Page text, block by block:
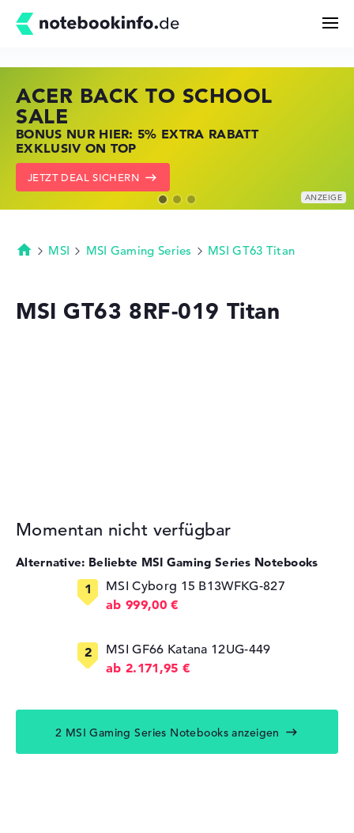
Kaufberatung
Technik & Wissen
Deals
ACER BACK TO SCHOOL
SALE
BONUS NUR HIER: 5% EXTRA RABATT
EXKLUSIV ON TOP
JETZT DEAL SICHERN
HP STORE SSV DEALS
JETZT ZUGREIFEN: NOTEBOOKS BEI HP
KRÄFTIG REDUZIERT
ZU DEN HP ANGEBOTEN
LENOVO LAPTOP DEALS
NOTEBOOKS BEI LENOVO JETZT
KRÄFTIG REDUZIERT
LENOVO DEALS ZEIGEN
Startseite
MSI MSI Gaming Series MSI GT63 Titan
MSI GT63 8RF-019 Titan
Momentan nicht verfügbar
Alternative: Beliebte MSI Gaming Series Notebooks
MSI Cyborg 15 B13WFKG-827
ab 999,00 €
MSI GF66 Katana 12UG-449
ab 2.171,95 €
2 MSI Gaming Series Notebooks anzeigen